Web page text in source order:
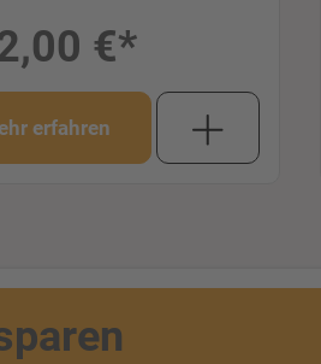
€*
erfahren